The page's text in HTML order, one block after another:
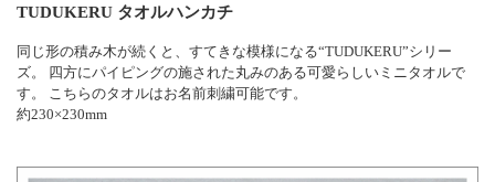
TUDUKERU タオルハンカチ
同じ形の積み木が続くと、すてきな模様になる“TUDUKERU”シリー
ズ。 四方にパイピングの施された丸みのある可愛らしいミニタオルで
す。 こちらのタオルはお名前刺繍可能です。
約230×230mm